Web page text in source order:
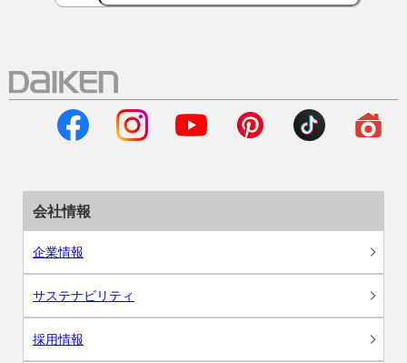
会社情報
企業情報
サステナビリティ
採用情報